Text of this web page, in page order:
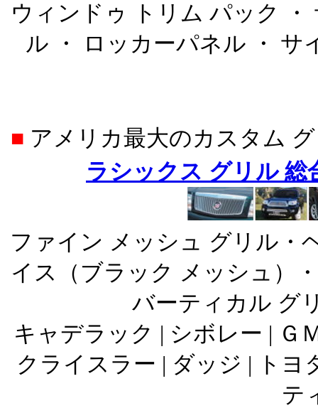
ウィンドゥ トリム パック
ル ・ ロッカーパネル ・ サ
■ アメリカ最大のカスタム
ラシックス グリル 総
ファイン メッシュ グリル・
イス（ブラック メッシュ）
バーティカル グ
キャデラック | シボレー | Ｇ
クライスラー | ダッジ | トヨ
テ